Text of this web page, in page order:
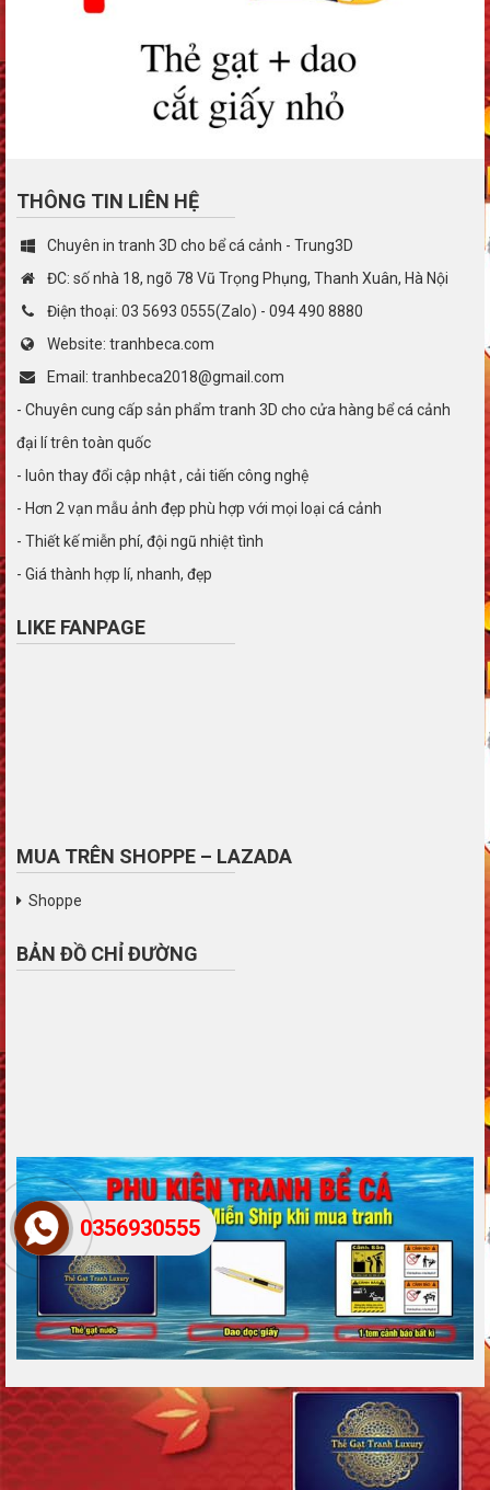
THÔNG TIN LIÊN HỆ
Chuyên in tranh 3D cho bể cá cảnh - Trung3D
ĐC: số nhà 18, ngõ 78 Vũ Trọng Phụng, Thanh Xuân, Hà Nội
Điện thoại: 03 5693 0555(Zalo) - 094 490 8880
Website: tranhbeca.com
Email: tranhbeca2018@gmail.com
- Chuyên cung cấp sản phẩm tranh 3D cho cửa hàng bể cá cảnh
đại lí trên toàn quốc
- luôn thay đổi cập nhật , cải tiến công nghệ
- Hơn 2 vạn mẫu ảnh đẹp phù hợp với mọi loại cá cảnh
- Thiết kế miễn phí, đội ngũ nhiệt tình
- Giá thành hợp lí, nhanh, đẹp
LIKE FANPAGE
MUA TRÊN SHOPPE – LAZADA
Shoppe
BẢN ĐỒ CHỈ ĐƯỜNG
0356930555